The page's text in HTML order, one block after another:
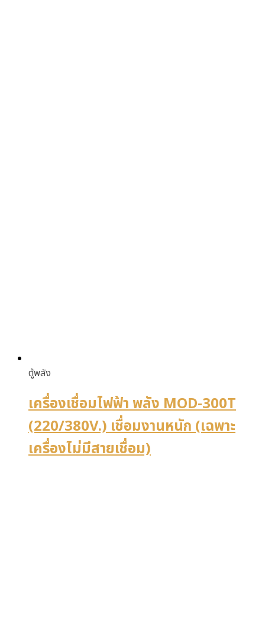
ตู้พลัง
เครื่องเชื่อมไฟฟ้า พลัง MOD-300T
(220/380V.) เชื่อมงานหนัก (เฉพาะ
เครื่องไม่มีสายเชื่อม)